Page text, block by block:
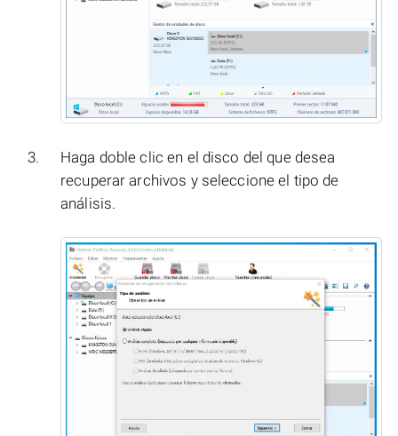
Haga doble clic en el disco del que desea
recuperar archivos y seleccione el tipo de
análisis.